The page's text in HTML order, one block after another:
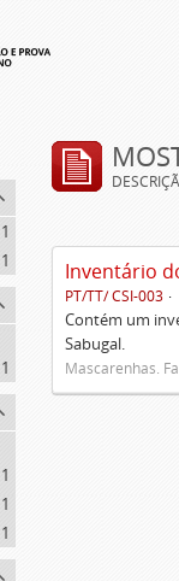
1
1
1
1
1
1
Inventário
PT/TT/ CSI-003
Contém um
Sabugal.
Mascarenhas.